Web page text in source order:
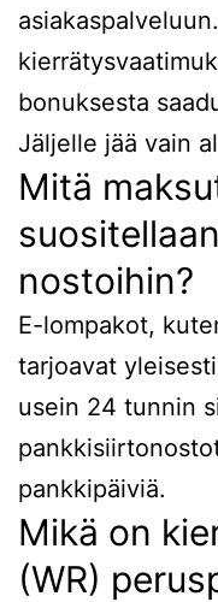
bonuksesta
Jäljelle jää vain
Mitä
nostoihin?
E-lompakot,
tarjoavat
usein 24 tunnin
pankkipäiviä.
Mikä on
(WR)